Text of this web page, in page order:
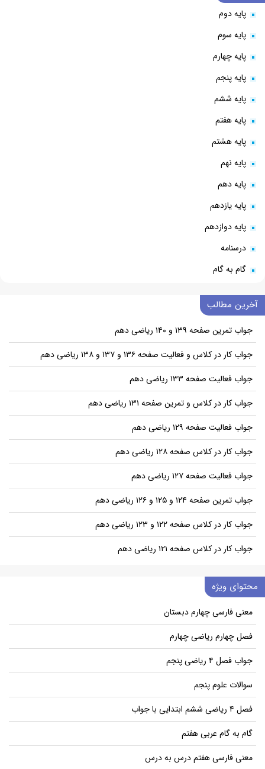
پایه دوم
پایه سوم
پایه چهارم
پایه پنجم
پایه ششم
پایه هفتم
پایه هشتم
پایه نهم
پایه دهم
پایه یازدهم
پایه دوازدهم
درسنامه
گام به گام
آخرین مطالب
جواب تمرین صفحه ۱۳۹ و ۱۴۰ ریاضی دهم
جواب کار در کلاس و فعالیت صفحه ۱۳۶ و ۱۳۷ و ۱۳۸ ریاضی دهم
جواب فعالیت صفحه ۱۳۳ ریاضی دهم
جواب کار در کلاس و تمرین صفحه ۱۳۱ ریاضی دهم
جواب فعالیت صفحه ۱۲۹ ریاضی دهم
جواب کار در کلاس صفحه ۱۲۸ ریاضی دهم
جواب فعالیت صفحه ۱۲۷ ریاضی دهم
جواب تمرین صفحه ۱۲۴ و ۱۲۵ و ۱۲۶ ریاضی دهم
جواب کار در کلاس صفحه ۱۲۲ و ۱۲۳ ریاضی دهم
جواب کار در کلاس صفحه ۱۲۱ ریاضی دهم
محتوای ویژه
معنی فارسی چهارم دبستان
فصل چهارم ریاضی چهارم
جواب فصل ۴ ریاضی پنجم
سوالات علوم پنجم
فصل ۴ ریاضی ششم ابتدایی با جواب
گام به گام عربی هفتم
معنی فارسی هفتم درس به درس